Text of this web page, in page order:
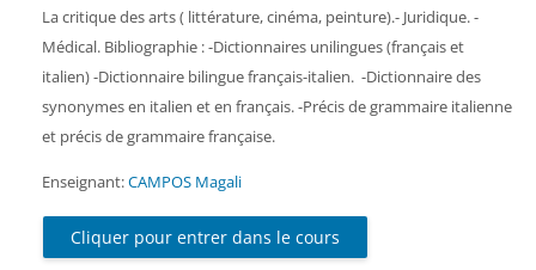
La critique des arts ( littérature, cinéma, peinture).- Juridique. -
Médical. Bibliographie : -Dictionnaires unilingues (français et
italien) -Dictionnaire bilingue français-italien. -Dictionnaire des
synonymes en italien et en français. -Précis de grammaire italienne
et précis de grammaire française.
Enseignant:CAMPOS Magali
Cliquer pour entrer dans le cours